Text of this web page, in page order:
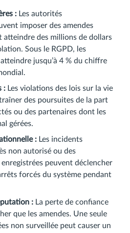
: Les autorités
imposer des amendes
atteindre des millions de dollars
Sous le RGPD, les
jusqu’à 4 % du chiffre
: Les violations des lois sur la vie
des poursuites de la part
ou des partenaires dont les
gérées.
: Les incidents
non autorisé ou des
peuvent déclencher
forcés du système pendant
: La perte de confiance
que les amendes. Une seule
non surveillée peut causer un